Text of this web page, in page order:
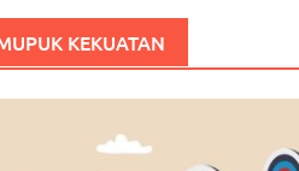
KEKUATAN